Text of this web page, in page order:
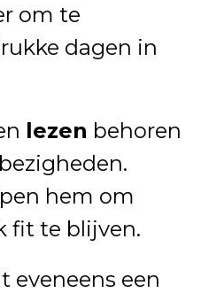
om te
dagen in
lezen behoren
hem om
fit te blijven.
eveneens een